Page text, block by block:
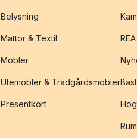
Belysning
Mattor & Textil
Möbler
Utemöbler & Trädgårdsmöbler
Presentkort
REA
Rum